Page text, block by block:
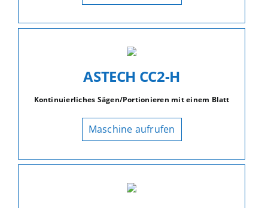
ASTECH CC2-H
Kontinuierliches Sägen/Portionieren mit einem Blatt
Maschine aufrufen